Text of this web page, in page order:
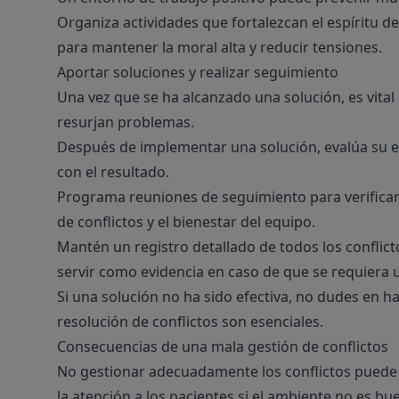
Organiza actividades que fortalezcan el espíritu
para mantener la moral alta y reducir tensiones.
Aportar soluciones y realizar seguimiento
Una vez que se ha alcanzado una solución, es
resurjan problemas.
Después de implementar una solución, evalúa su
con el resultado.
Programa reuniones de seguimiento para
de conflictos y el bienestar del equipo.
Mantén un registro detallado de todos los
servir como evidencia en caso de que se
Si una solución no ha sido efectiva, no dudes en
resolución de conflictos son esenciales.
Consecuencias de una mala gestión de conflictos
No gestionar adecuadamente los conflictos